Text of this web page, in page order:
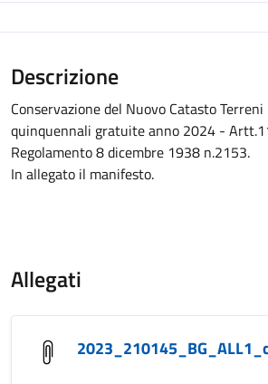
Descrizione
Conservazione del Nuovo Catasto
quinquennali gratuite anno 2024 -
Regolamento 8 dicembre 1938 n.2153.
In allegato il manifesto.
Allegati